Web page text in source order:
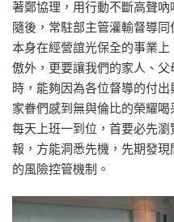
著鄭協理，用行動不斷高聲吶
隨後，常駐部主管灌輸督導
本身在經營誼光保全的事業
傲外，更要讓我們的家人、
時，能夠因為各位督導的付
家眷們感到無與倫比的榮耀喝
每天上班一到位，首要必先
報，方能洞悉先機，先期發
的風險控管機制。